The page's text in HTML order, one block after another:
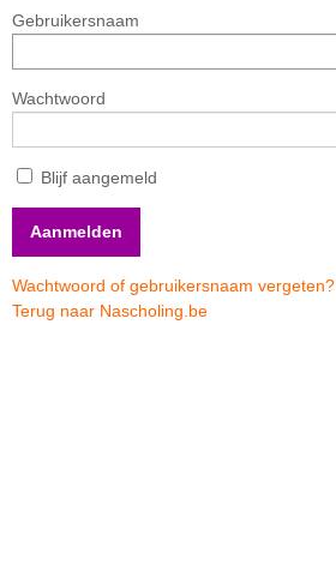
Gebruikersnaam
Wachtwoord
Blijf aangemeld
Wachtwoord of gebruikersnaam vergeten?
Terug naar Nascholing.be